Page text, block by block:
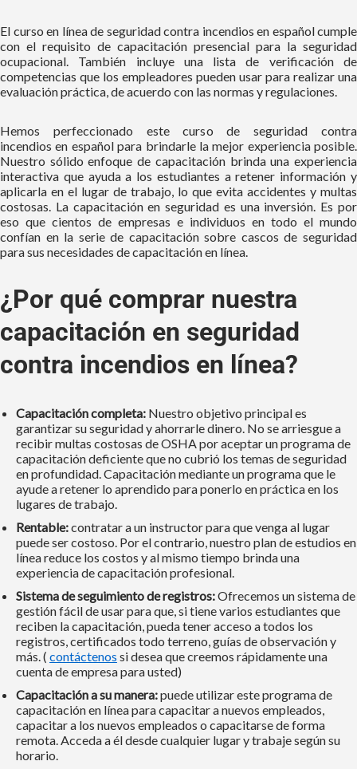
El curso en líneade seguridad contra incendios en español cumple
con el requisito de capacitación presencial para la seguridad
ocupacional. También incluye una lista de verificación de
competencias que los empleadores pueden usar para realizar una
evaluación práctica, de acuerdo con las normas y regulaciones.
Hemos perfeccionado este cursode seguridad contra
incendios en español para brindarle la mejor experiencia posible.
Nuestro sólido enfoque de capacitación brinda una experiencia
interactiva que ayuda a los estudiantes a retener información y
aplicarla en el lugar de trabajo, lo que evita accidentes y multas
costosas. La capacitación en seguridad es una inversión. Es por
eso que cientos de empresas e individuos en todo el mundo
confían en la serie de capacitación sobre cascos de seguridad
para sus necesidades de capacitación en línea.
¿Por qué comprar nuestra
capacitación en seguridad
contra incendios en línea?
Capacitación completa: Nuestro objetivo principal es
garantizar su seguridad y ahorrarle dinero. No se arriesgue a
recibir multas costosas de OSHA por aceptar un programa de
capacitación deficiente que no cubrió los temas de seguridad
en profundidad. Capacitación mediante un programa que le
ayude a retener lo aprendido para ponerlo en práctica en los
lugares de trabajo.
Rentable:contratar a un instructor para que venga al lugar
puede ser costoso. Por el contrario, nuestro plan de estudios en
línea reduce los costos y al mismo tiempo brinda una
experiencia de capacitación profesional.
Sistema de seguimiento de registros:Ofrecemos un sistema de
gestión fácil de usar para que, si tiene varios estudiantes que
reciben la capacitación, pueda tener acceso a todos los
registros, certificados todo terreno, guías de observación y
más. ( contáctenos si desea que creemos rápidamente una
cuenta de empresa para usted)
Capacitación a su manera:puede utilizar este programa de
capacitación en línea para capacitar a nuevos empleados,
capacitar a los nuevos empleados o capacitarse de forma
remota. Acceda a él desde cualquier lugar y trabaje según su
horario.